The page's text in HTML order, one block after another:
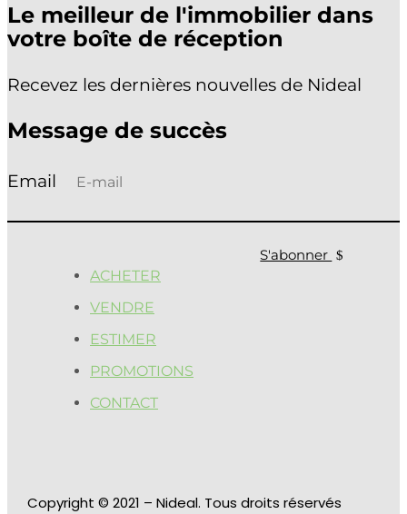
Le meilleur de l'immobilier dans
votre boîte de réception
Recevez les dernières nouvelles de Nideal
Message de succès
S'abonner
ACHETER
VENDRE
ESTIMER
PROMOTIONS
CONTACT
Copyright © 2021 – Nideal. Tous droits réservés